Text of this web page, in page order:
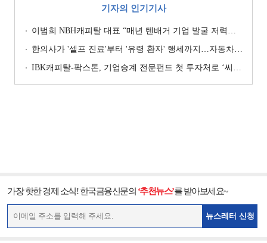
기자의 인기기사
이범희 NBH캐피탈 대표 “매년 텐배거 기업 발굴 저력…올해 ROE 20% 목표”
한의사가 '셀프 진료'부터 '유령 환자' 행세까지…자동차보험 악용 심각 [경상환자 8주룰 도입 초읽기]
IBK캐피탈-팍스톤, 기업승계 전문펀드 첫 투자처로 ‘씨엠디기술단’ 낙점 [캐피탈사 돋보기]
가장 핫한 경제 소식! 한국금융신문의 ‘추천뉴스’를 받아보세요~
뉴스레터 신청